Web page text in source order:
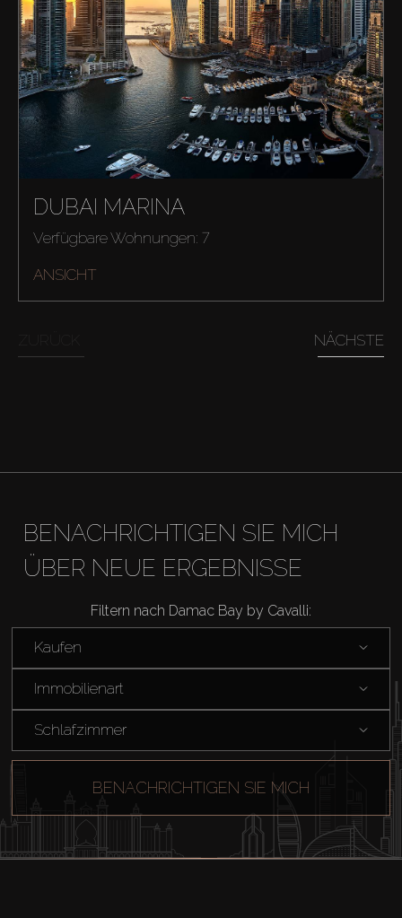
Kaufen
Off-Plan
About Us
DUBAI MARINA
Verfügbare Wohnungen: 7
ANSICHT
NÄCHSTE
BENACHRICHTIGEN SIE MICH
ÜBER NEUE ERGEBNISSE
Filtern nach Damac Bay by Cavalli:
Kaufen
Immobilienart
Schlafzimmer
BENACHRICHTIGEN SIE MICH